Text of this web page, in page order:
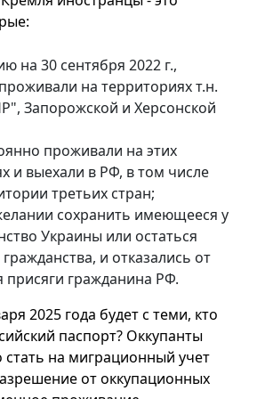
на 30 сентября 2022 г.,
на территориях т.н.
Запорожской и Херсонской
проживали на этих
и выехали в РФ, в том числе
третьих стран;
сохранить имеющееся у
Украины или остаться
и отказались от
присяги гражданина РФ.
2025 года будет с теми, кто
паспорт? Оккупанты
стать на миграционный учет
от оккупационных